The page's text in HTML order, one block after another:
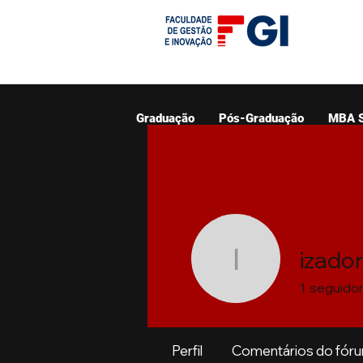
Graduação Pós-Graduação MBA
1 seguidor
Perfil Comentários do